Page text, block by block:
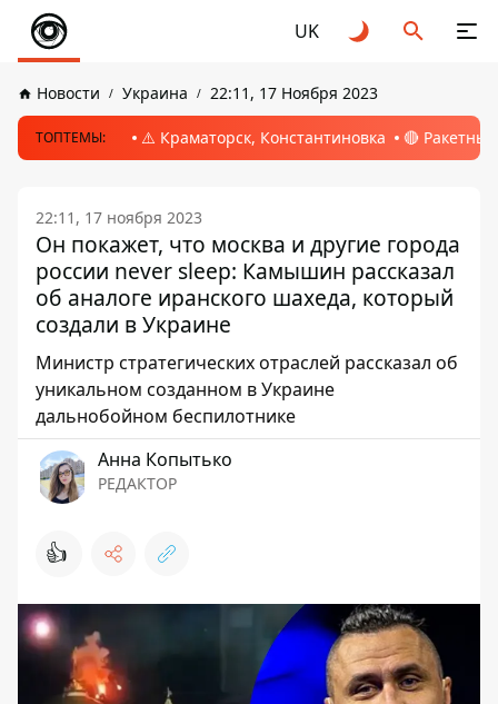
UK
Новости Украина 22:11, 17 Ноября 2023
ТОПТЕМЫ: ⚠️ Краматорск, Константиновка 🔴
22:11, 17 ноября 2023
Он покажет, что москва и другие города
россии never sleep: Камышин рассказал
об аналоге иранского шахеда, который
создали в Украине
Министр стратегических отраслей рассказал об
уникальном созданном в Украине
дальнобойном беспилотнике
Анна Копытько
РЕДАКТОР
👍